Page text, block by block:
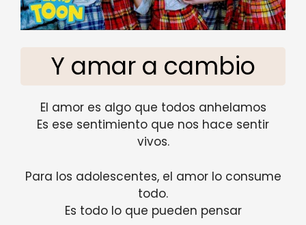
Y amar a cambio
El amor es algo que todos anhelamos
Es ese sentimiento que nos hace sentir
vivos.
Para los adolescentes, el amor lo consume
todo.
Es todo lo que pueden pensar